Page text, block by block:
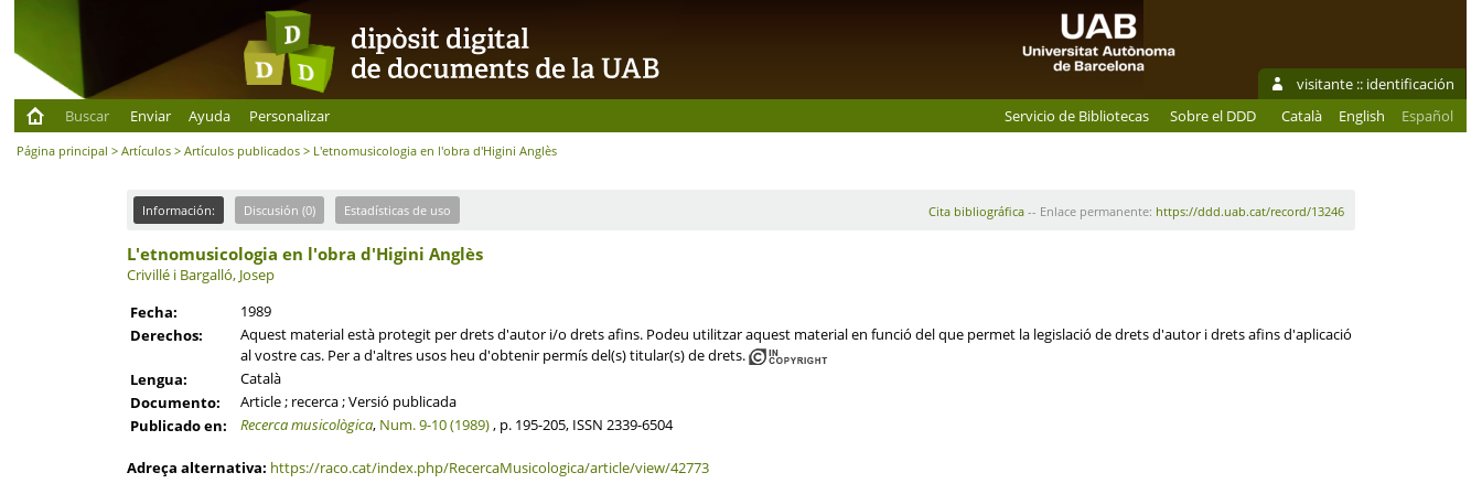
visitante :: identificación
Buscar
Enviar Ayuda Personalizar Servicio de Bibliotecas Sobre el DDD Català English Español
Página principal >Artículos >Artículos publicados > L'etnomusicologia en l'obra d'Higini Anglès
Información: Discusión (0) Estadísticas de uso Cita bibliográfica-- Enlace permanente: https://ddd.uab.cat/record/13246
L'etnomusicologia en l'obra d'Higini Anglès
Crivillé i Bargalló, Josep
Fecha:
1989
Derechos:
Aquest material està protegit per drets d'autor i/o drets afins. Podeu utilitzar aquest material en funció del que permet la legislació de drets d'autor i drets afins d'aplicació
al vostre cas. Per a d'altres usos heu d'obtenir permís del(s) titular(s) de drets.
Lengua:
Català
Documento:
Article ; recerca ; Versió publicada
Publicado en:
Recerca musicològica, Num. 9-10 (1989), p. 195-205, ISSN 2339-6504
Adreça alternativa: https://raco.cat/index.php/RecercaMusicologica/article/view/42773